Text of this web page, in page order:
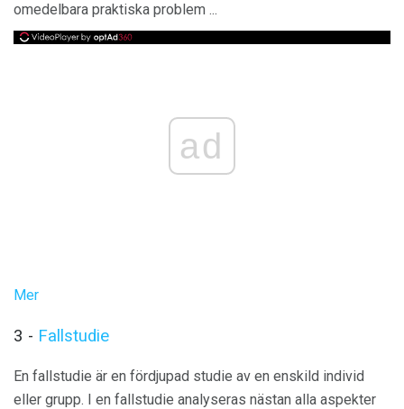
omedelbara praktiska problem ...
ad
Mer
3 - Fallstudie
En fallstudie är en fördjupad studie av en enskild individ
eller grupp. I en fallstudie analyseras nästan alla aspekter